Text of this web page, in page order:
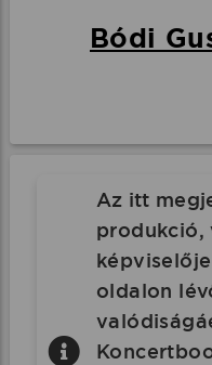
Bódi
Az itt
produkció,
oldalon